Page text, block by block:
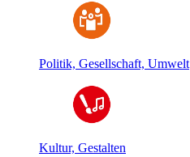
Politik, Gesellschaft, Umwelt
Kultur, Gestalten